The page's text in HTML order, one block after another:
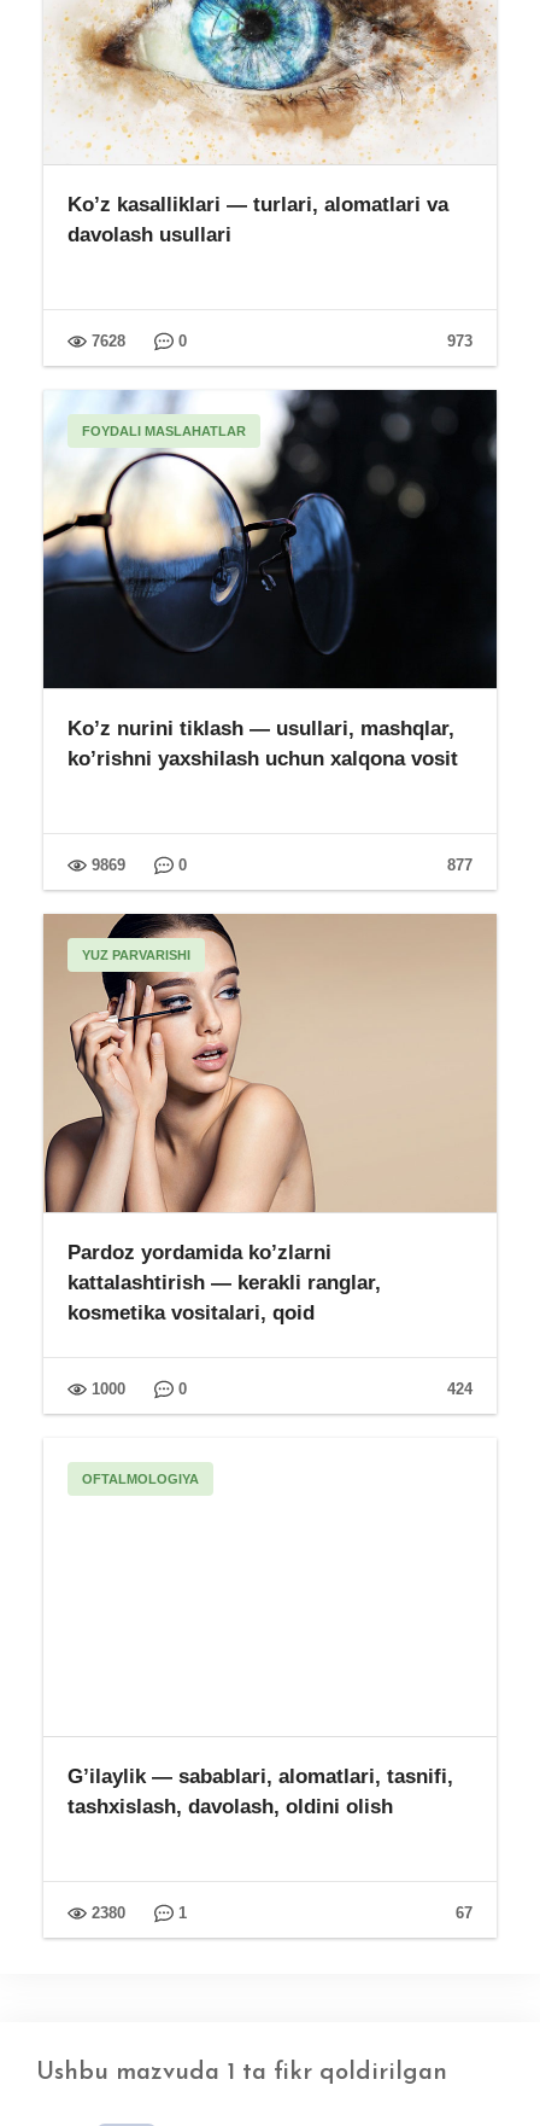
Ko’z kasalliklari — turlari, alomatlari va
davolash usullari
973
7628 0
FOYDALI MASLAHATLAR
Ko’z nurini tiklash — usullari, mashqlar,
ko’rishni yaxshilash uchun xalqona vosit
877
9869 0
YUZ PARVARISHI
Pardoz yordamida ko’zlarni
kattalashtirish — kerakli ranglar,
kosmetika vositalari, qoid
424
1000 0
OFTALMOLOGIYA
G’ilaylik — sabablari, alomatlari, tasnifi,
tashxislash, davolash, oldini olish
67
2380 1
Ushbu mazvuda 1 ta fikr qoldirilgan